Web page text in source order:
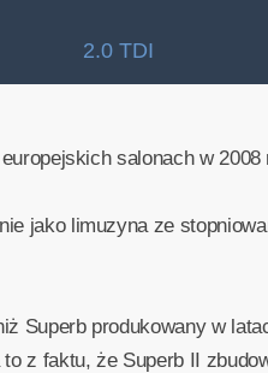
2.0 TDI
salonach w
jako limuzyna ze
Superb produkowany w
z faktu, że Superb II